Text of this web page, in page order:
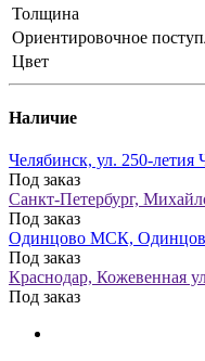
Толщина
Ориентировочное
Цвет
Наличие
Челябинск, ул. 250-летия
Под заказ
Санкт-Петербург,
Под заказ
Одинцово МСК,
Под заказ
Краснодар, Кожевенная
Под заказ